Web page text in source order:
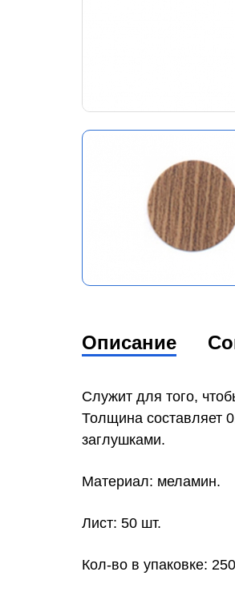
Описание
Служит для того,
Толщина составляет
заглушками.
Материал: меламин.
Лист: 50 шт.
Кол-во в упаковке: